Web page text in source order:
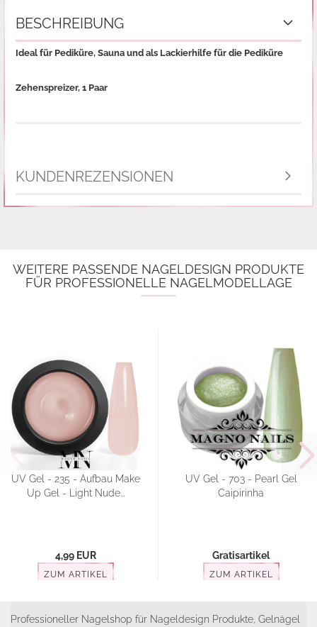
BESCHREIBUNG
Ideal für Pediküre, Sauna und als Lackierhilfe für die Pediküre
Zehenspreizer, 1 Paar
KUNDENREZENSIONEN
WEITERE PASSENDE NAGELDESIGN PRODUKTE
FÜR PROFESSIONELLE NAGELMODELLAGE
UV Gel - 235 - Aufbau Make
Up Gel - Light Nude...
4,99 EUR
ZUM ARTIKEL
UV Gel - 703 - Pearl Gel
Caipirinha
Gratisartikel
ZUM ARTIKEL
Professioneller Nagelshop für Nageldesign Produkte, Gelnägel